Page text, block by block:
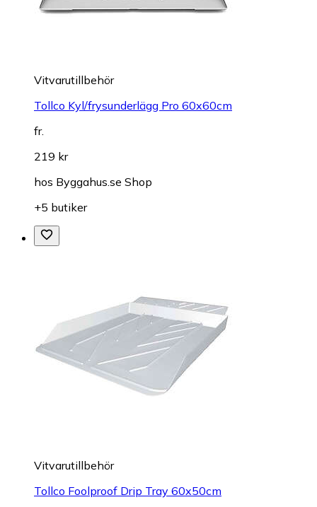
Vitvarutillbehör
Tollco Kyl/frysunderlägg Pro 60x60cm
fr.
219 kr
hos Byggahus.se Shop
+5 butiker
Vitvarutillbehör
Tollco Foolproof Drip Tray 60x50cm